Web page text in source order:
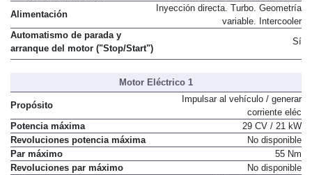
Alimentación
Inyección directa. Turbo. Geometría
variable. Intercooler
Automatismo de parada y
arranque del motor ("Stop/Start")
Sí
Motor Eléctrico 1
Propósito
Impulsar al vehículo / generar
corriente eléc
Potencia máxima
29 CV / 21 kW
Revoluciones potencia máxima
No disponible
Par máximo
55 Nm
Revoluciones par máximo
No disponible